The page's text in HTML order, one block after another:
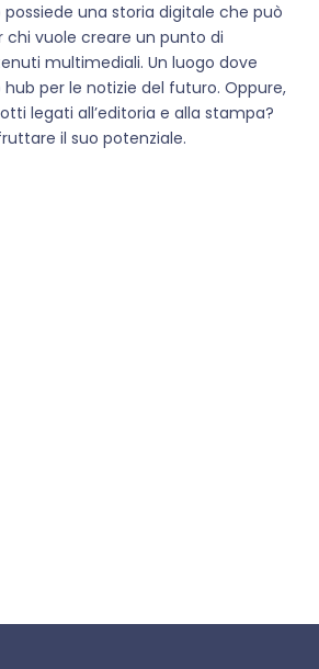
una storia digitale che può
chi vuole creare un punto di
multimediali. Un luogo dove
per le notizie del futuro. Oppure,
legati all’editoria e alla stampa?
il suo potenziale.